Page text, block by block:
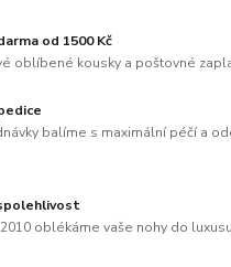
od 1500 Kč
oblíbené kousky a poštovné
balíme s maximální péčí a
oblékáme vaše nohy do